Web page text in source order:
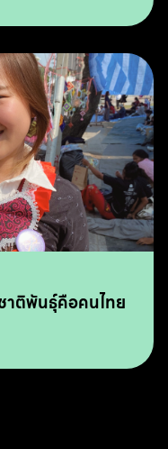
าติพันธุ์คือคนไทย